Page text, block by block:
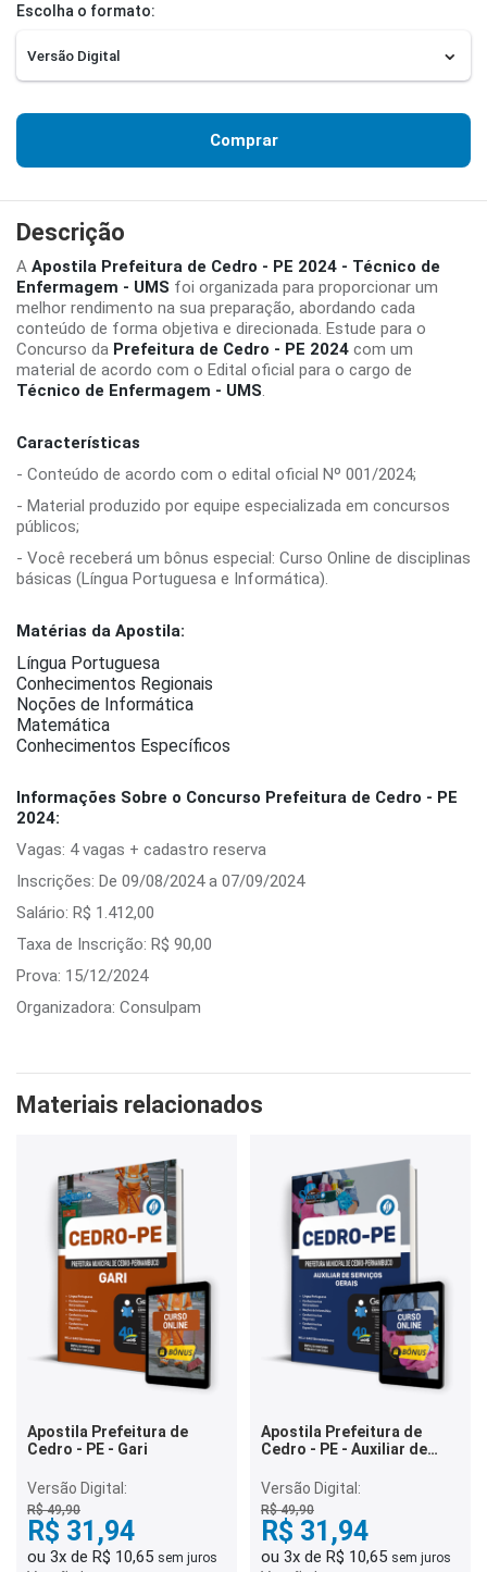
Escolha o formato:
Comprar
Descrição
A Apostila Prefeitura de Cedro - PE 2024 - Técnico de
Enfermagem - UMS foi organizada para proporcionar um
melhor rendimento na sua preparação, abordando cada
conteúdo de forma objetiva e direcionada. Estude para o
Concurso da Prefeitura de Cedro - PE 2024 com um
material de acordo com o Edital oficial para o cargo de
Técnico de Enfermagem - UMS.
Características
- Conteúdo de acordo com o edital oficial Nº 001/2024;
- Material produzido por equipe especializada em concursos
públicos;
- Você receberá um bônus especial: Curso Online de disciplinas
básicas (Língua Portuguesa e Informática).
Matérias da Apostila:
Língua Portuguesa
Conhecimentos Regionais
Noções de Informática
Matemática
Conhecimentos Específicos
Informações Sobre o Concurso Prefeitura de Cedro - PE
2024:
Vagas: 4 vagas + cadastro reserva
Inscrições: De 09/08/2024 a 07/09/2024
Salário: R$ 1.412,00
Taxa de Inscrição: R$ 90,00
Prova: 15/12/2024
Organizadora: Consulpam
Materiais relacionados
Apostila Prefeitura de
Cedro - PE - Gari
Versão Digital:
R$ 49,90
R$ 31,94
ou 3x de R$ 10,65 sem juros
Apostila Prefeitura de
Cedro - PE - Auxiliar de
Versão Digital:
R$ 49,90
R$ 31,94
ou 3x de R$ 10,65 sem juros